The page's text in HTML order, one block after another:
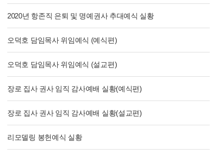
2020년 항존직 은퇴 및 명예권사 추대예식 실황
오덕호 담임목사 위임예식 (예식편)
오덕호 담임목사 위임예식 (설교편)
장로 집사 권사 임직 감사예배 실황(예식편)
장로 집사 권사 임직 감사예배 실황(설교편)
리모델링 봉헌예식 실황